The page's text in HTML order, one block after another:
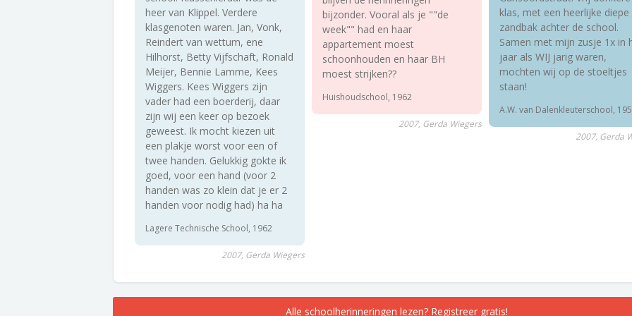
heer van Klippel. Verdere
klasgenoten waren. Jan, Vonk,
Reindert van wettum, ene
Hilhorst, Betty Vijfschaft, Ronald
Meijer, Bennie Lamme, Kees
Wiggers. Kees Wiggers zijn
vader had een boerderij, daar
zijn wij een keer op bezoek
geweest. Ik mocht kiezen uit
een plakje worst voor een of
twee handen. Gelukkig gokte ik
goed, voor een hand (voor 2
handen was zo klein dat je er 2
handen voor nodig had) ha ha
Lagere Technische School, 1962
2007, Gerda Wiegers
bijzonder. Vooral als je ""de
week"" had en haar
appartement moest
schoonhouden en haar BH
moest strijken??
Huishoudschool, 1962
2007, Gerda Wiegers
klas, met een heerlijke diepe
zandbak achter de school.
Samen met mijn zusje 1x in
jaar als WIJ jarig waren,
mochten wij op de stoeltjes
staan!
A.W. van Dalenkleuterschool,
2007, Gerda
Alle schoolherinneringen lezen? Registreer gratis!